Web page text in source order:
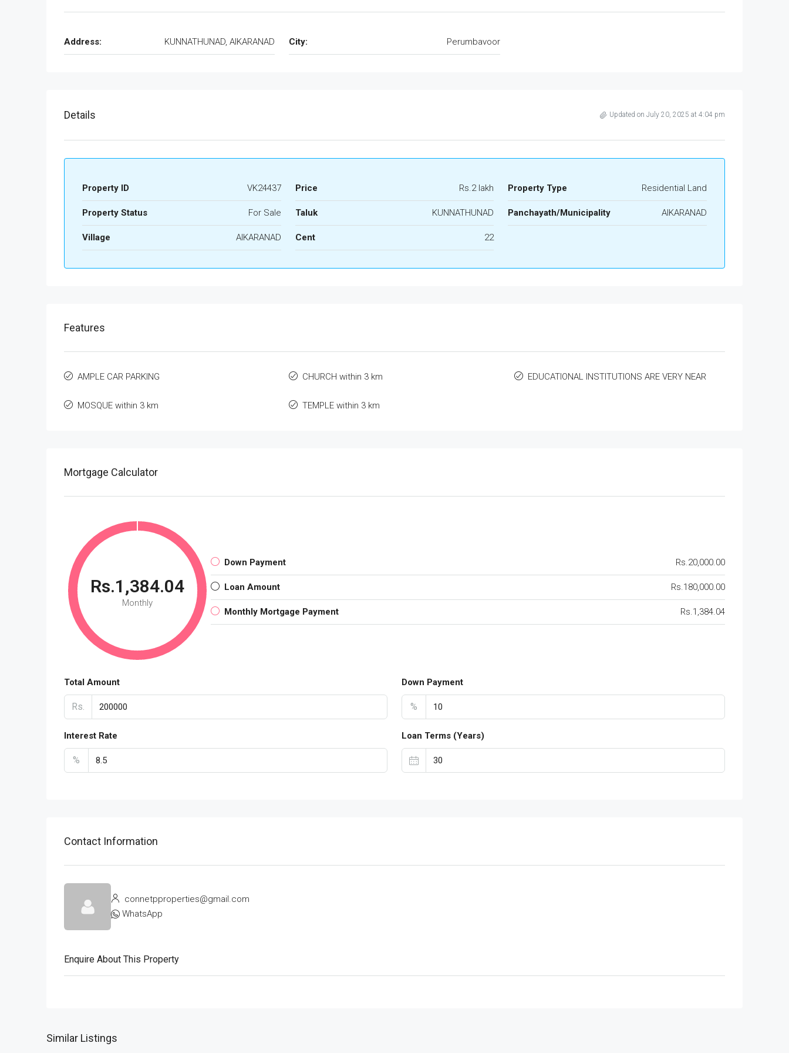
Address: KUNNATHUNAD, AIKARANAD City: Perumbavoor
Details Updated on July 20, 2025 at 4:04 pm
Property ID VK24437 Price Rs.2 lakh Property Type Residential Land
Property Status For Sale Taluk KUNNATHUNAD Panchayath/Municipality AIKARANAD
Village AIKARANAD Cent 22
Features
AMPLE CAR PARKING CHURCH within 3 km EDUCATIONAL INSTITUTIONS ARE VERY NEAR
MOSQUE within 3 km TEMPLE within 3 km
Mortgage Calculator
Rs.1,384.04
Monthly
Down Payment Rs.20,000.00
Loan Amount Rs.180,000.00
Monthly Mortgage Payment Rs.1,384.04
Total Amount
Rs.
Down Payment
%
Interest Rate
%
Loan Terms (Years)
Contact Information
connetpproperties@gmail.com
WhatsApp
Enquire About This Property
Similar Listings